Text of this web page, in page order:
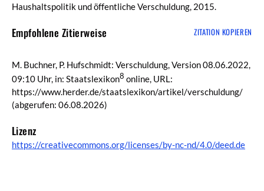
Haushaltspolitik und öffentliche Verschuldung, 2015.
Empfohlene Zitierweise ZITATION KOPIEREN
M. Buchner, P. Hufschmidt: Verschuldung, Version 08.06.2022,
09:10 Uhr, in: Staatslexikon8 online, URL:
https://www.herder.de/staatslexikon/artikel/verschuldung/
(abgerufen: 06.08.2026)
Lizenz
https://creativecommons.org/licenses/by-nc-nd/4.0/deed.de